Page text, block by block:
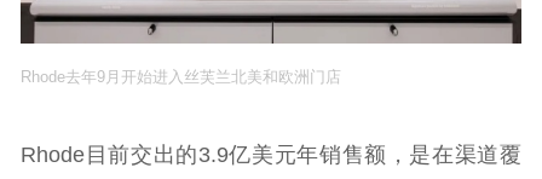
Rhode去年9月开始进入丝芙兰北美和欧洲门店
Rhode目前交出的3.9亿美元年销售额，是在渠道覆